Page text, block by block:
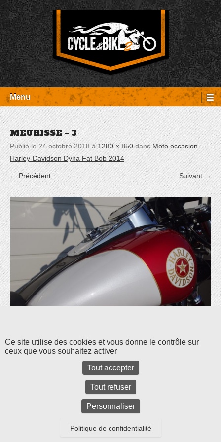
Aller
au
contenu
Cycle et Bike
Entretien Harley-Davidson, préparation et custom, boutique, pièces
détachées Rambouillet
Menu
MEURISSE – 3
Publié le 24 octobre 2018 à1280 × 850dansMoto occasion
Harley-Davidson Dyna Fat Bob 2014
← Précédent Suivant →
Panneau de gestion des cookies
Ce site utilise des cookies et vous donne le contrôle sur
ceux que vous souhaitez activer
Tout accepter
Tout refuser
Personnaliser
Politique de confidentialité